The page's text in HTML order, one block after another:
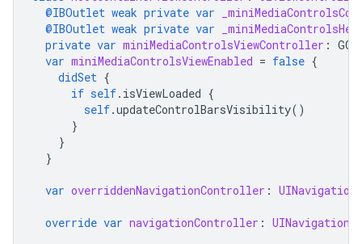
@IBOutlet weak private var
@IBOutlet weak private var
private var miniMediaControlsViewController :
var miniMediaControlsViewEnabled = false {
didSet {
if self. isViewLoaded {
self.updateControlBarsVisibility()
}
}
}
var overriddenNavigationController :
override var navigationController :